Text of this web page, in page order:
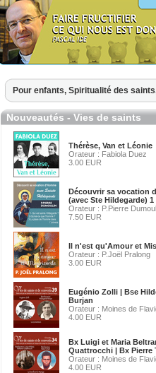
Pour enfants, Spiritualité des
Nouveautés - Vies de saints
Thérèse, Van et Léonie
Orateur : Fabiola Duez
3.00 EUR
Découvrir sa vocation
(avec Ste Hildegarde) 1
Orateur : P.Pierre
7.50 EUR
Il n'est qu'Amour et
Orateur : P.Joël Pralong
3.00 EUR
Eugénio Zolli | Bse
Burjan
Orateur : Moines de
4.00 EUR
Bx Luigi et Maria
Quattrocchi | Bx Pierre
Orateur : Moines de
4.00 EUR